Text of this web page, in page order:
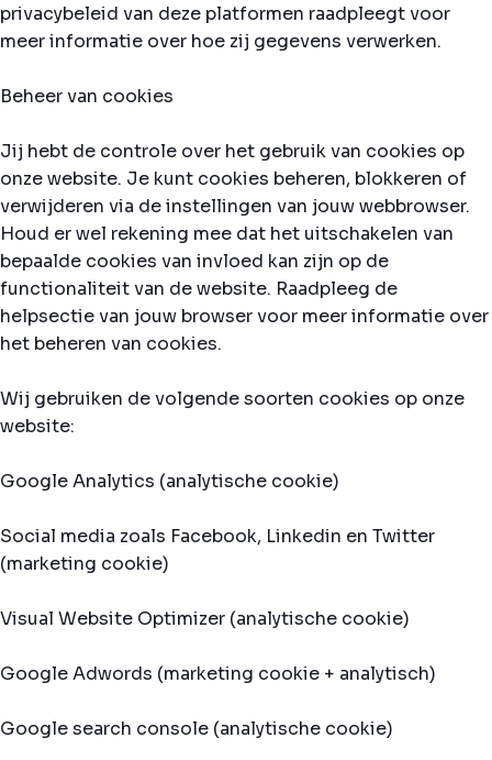
privacybeleid van deze platformen raadpleegt voor
meer informatie over hoe zij gegevens verwerken.
Beheer van cookies
Jij hebt de controle over het gebruik van cookies op
onze website. Je kunt cookies beheren, blokkeren of
verwijderen via de instellingen van jouw webbrowser.
Houd er wel rekening mee dat het uitschakelen van
bepaalde cookies van invloed kan zijn op de
functionaliteit van de website. Raadpleeg de
helpsectie van jouw browser voor meer informatie over
het beheren van cookies.
Wij gebruiken de volgende soorten cookies op onze
website:
Google Analytics (analytische cookie)
Social media zoals Facebook, Linkedin en Twitter
(marketing cookie)
Visual Website Optimizer (analytische cookie)
Google Adwords (marketing cookie + analytisch)
Google search console (analytische cookie)